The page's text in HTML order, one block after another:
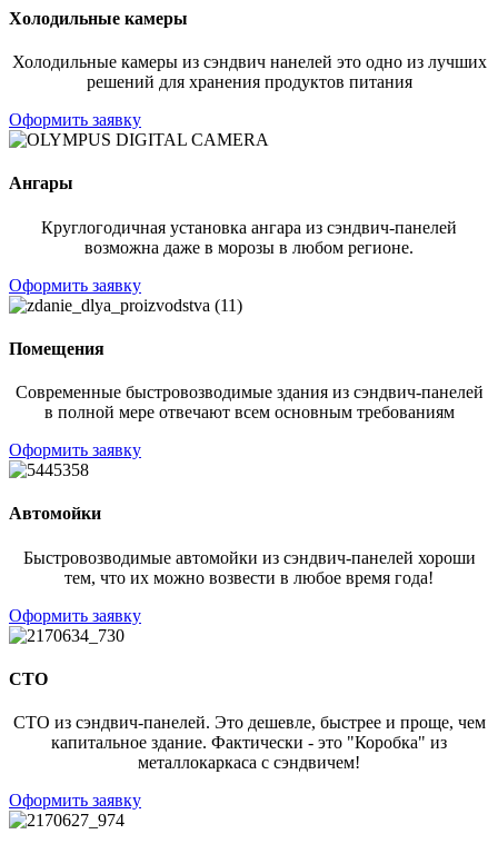
Холодильные камеры
Холодильные камеры из сэндвич нанелей это одно из лучших
решений для хранения продуктов питания
Оформить заявку
Ангары
Круглогодичная установка ангара из сэндвич-панелей
возможна даже в морозы в любом регионе.
Оформить заявку
Помещения
Современные быстровозводимые здания из сэндвич-панелей
в полной мере отвечают всем основным требованиям
Оформить заявку
Автомойки
Быстровозводимые автомойки из сэндвич-панелей хороши
тем, что их можно возвести в любое время года!
Оформить заявку
СТО
СТО из сэндвич-панелей. Это дешевле, быстрее и проще, чем
капитальное здание. Фактически - это "Коробка" из
металлокаркаса с сэндвичем!
Оформить заявку